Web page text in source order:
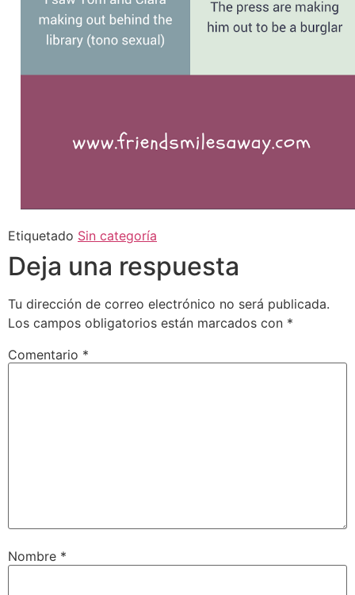
Etiquetado Sin categoría
Deja una respuesta
Tu dirección de correo electrónico no será publicada.
Los campos obligatorios están marcados con *
Comentario *
Nombre *